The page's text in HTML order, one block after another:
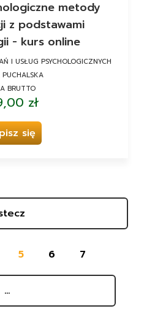
metody
z podstawami
- kurs online
I USŁUG PSYCHOLOGICZNYCH
BRUTTO
zł
się
5 6
7
...